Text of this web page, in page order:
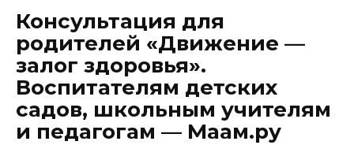
Консультация для
родителей «Движение —
залог здоровья».
Воспитателям детских
садов, школьным учителям
и педагогам — Маам.ру